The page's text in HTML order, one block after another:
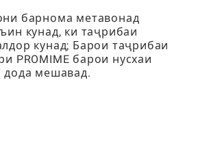
барнома метавонад
кунад, ки таҷрибаи
кунад; Барои таҷрибаи
PROMIME барои нусхаи
дода мешавад.